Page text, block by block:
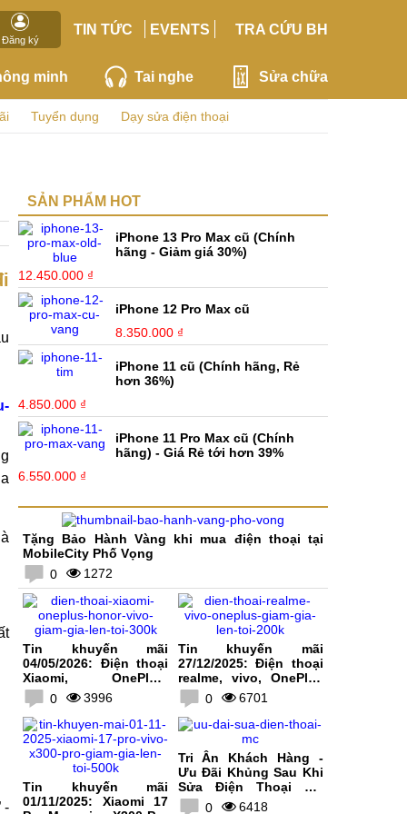
Đăng ký
TIN TỨC EVENTS TRA CỨU BH
minh Tai nghe Sửa chữa
Tuyển dụng Dạy sửa điện thoại
-
SẢN PHẨM HOT
iPhone 13 Pro Max cũ (Chính
hãng - Giảm giá 30%)
12.450.000 ₫
iPhone 12 Pro Max cũ
8.350.000 ₫
iPhone 11 cũ (Chính hãng, Rẻ
hơn 36%)
4.850.000 ₫
iPhone 11 Pro Max cũ (Chính
hãng) - Giá Rẻ tới hơn 39%
6.550.000 ₫
Tặng Bảo Hành Vàng khi mua điện thoại tại
MobileCity Phố Vọng
0
1272
Tin khuyến mãi
04/05/2026: Điện thoại
Xiaomi, OnePlus,
HONOR, vivo giảm giá
lên tới 300K
0 3996
Tin khuyến mãi
27/12/2025: Điện thoại
realme, vivo, OnePlus
giảm giá lên tới 200K
0 6701
Tin khuyến mãi
01/11/2025: Xiaomi 17
Tri Ân Khách Hàng -
Ưu Đãi Khủng Sau Khi
Sửa Điện Thoại Tại
MobileCity
0 6418